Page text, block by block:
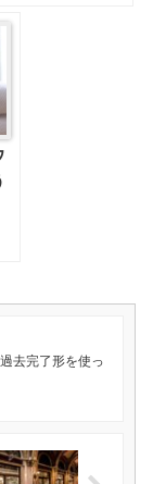
去完了形を使っ